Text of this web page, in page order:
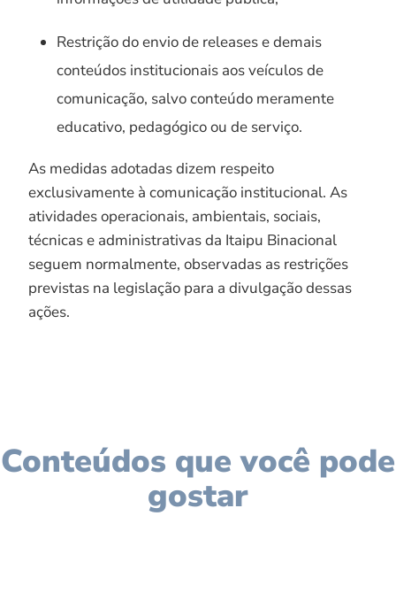
Restrição do envio de releases e demais
conteúdos institucionais aos veículos de
comunicação, salvo conteúdo meramente
educativo, pedagógico ou de serviço.
As medidas adotadas dizem respeito
exclusivamente à comunicação institucional. As
atividades operacionais, ambientais, sociais,
técnicas e administrativas da Itaipu Binacional
seguem normalmente, observadas as restrições
previstas na legislação para a divulgação dessas
ações.
Conteúdos que você pode
gostar